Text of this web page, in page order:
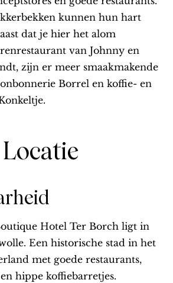
kunnen hun hart
dat je hier het alom
van Johnny en
zijn er meer smaakmakende
Borrel en koffie- en
Locatie
Hotel Ter Borch ligt in
Een historische stad in het
met goede restaurants,
hippe koffiebarretjes.